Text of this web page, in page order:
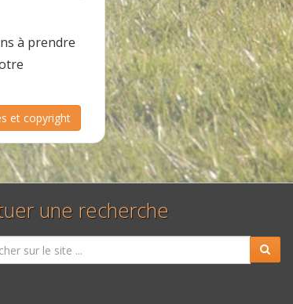
à prendre
et copyright
une recherche